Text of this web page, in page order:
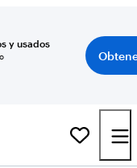
y usados